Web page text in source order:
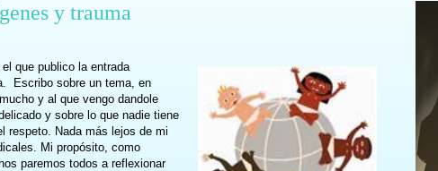
y trauma
que publico la entrada
Escribo sobre un tema, en
y al que vengo dandole
y sobre lo que nadie tiene
respeto. Nada más lejos de mi
Mi propósito, como
paremos todos a reflexionar